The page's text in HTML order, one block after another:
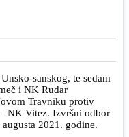
sanskog, te sedam
i NK Rudar
Travniku protiv
NK Vitez. Izvršni odbor
2021. godine.